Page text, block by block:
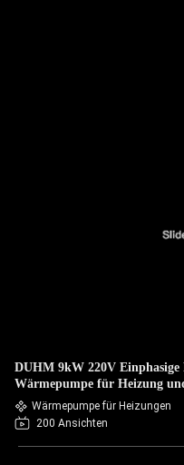
DUHM 9kW 220V Einphasige
Wärmepumpe für Heizung
Wärmepumpe für Heizungen
200 Ansichten